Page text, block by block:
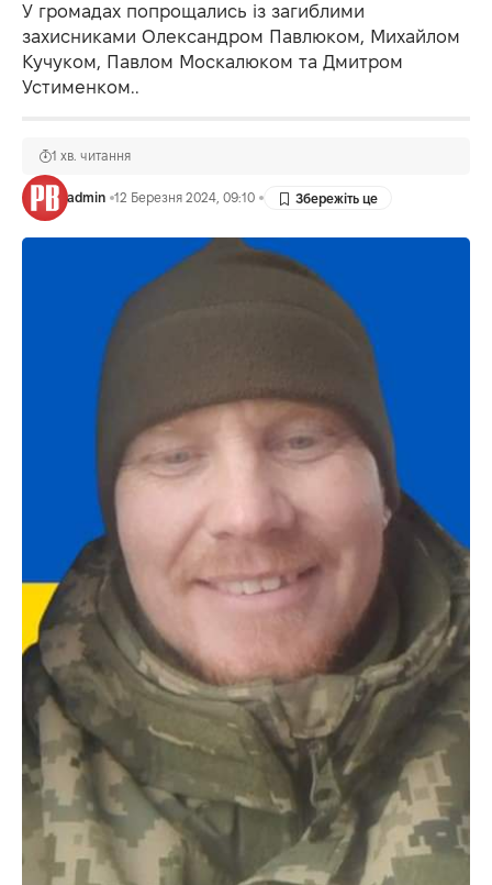
У громадах попрощались із загиблими
захисниками Олександром Павлюком, Михайлом
Кучуком, Павлом Москалюком та Дмитром
Устименком..
admin 12 Березня 2024, 09:10
1 хв. читання